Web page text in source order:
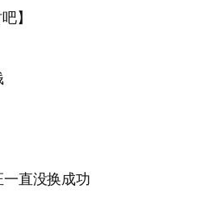
】
直没换成功